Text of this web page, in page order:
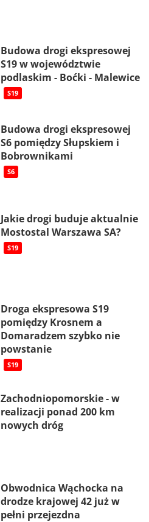
Budowa drogi ekspresowej
S19 w województwie
podlaskim - Boćki - Malewice
S19
Budowa drogi ekspresowej
S6 pomiędzy Słupskiem i
Bobrownikami
S6
Jakie drogi buduje aktualnie
Mostostal Warszawa SA?
S19
Droga ekspresowa S19
pomiędzy Krosnem a
Domaradzem szybko nie
powstanie
S19
Zachodniopomorskie - w
realizacji ponad 200 km
nowych dróg
Obwodnica Wąchocka na
drodze krajowej 42 już w
pełni przejezdna